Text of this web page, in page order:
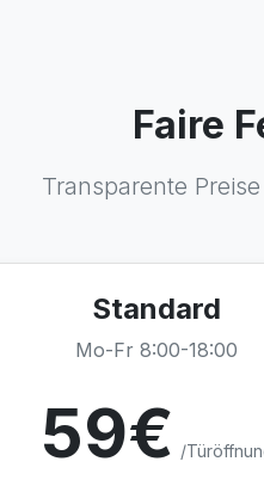
Faire
Transparente
Standard
Mo-Fr 8:00-18:00
59€ /